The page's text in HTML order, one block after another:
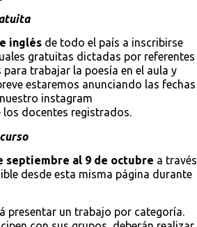
inglés de todo el país a inscribirse
gratuitas dictadas por referentes
trabajar la poesía en el aula y
estaremos anunciando las fechas
instagram
los docentes registrados.
septiembre al 9 de octubre a través
desde esta misma página durante
presentar un trabajo por categoría.